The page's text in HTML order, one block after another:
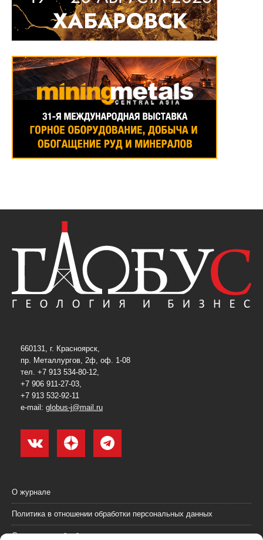
660131, г. Красноярск,
пр. Металлургов, 2ф, оф. 1-08
тел. +7 913 534-80-12,
+7 906 911-27-03,
+7 913 532-92-11
e-mail: globus-j@mail.ru
О журнале
Политика в отношении обработки персональных данных
Согласие на обработку персональных данных